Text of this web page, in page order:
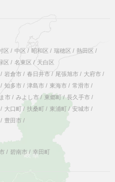
区 / 中区 / 昭和区 / 瑞穂区 / 熱田区 /
区 / 名東区 / 天白区
/ 岩倉市 / 春日井市 / 尾張旭市 / 大府市 /
/ 知多市 / 津島市 / 東海市 / 常滑市 /
市 / みよし市/ 東郷町 / 長久手市 /
/ 大口町 / 扶桑町 / 東浦町 / 安城市 /
/ 豊田市 /
/ 碧南市 / 幸田町